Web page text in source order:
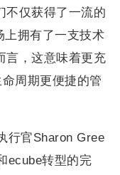
不仅获得了一流的
上拥有了一支技术
言，这意味着更充
周期更便捷的管
行官Sharon Gree
ecube转型的完